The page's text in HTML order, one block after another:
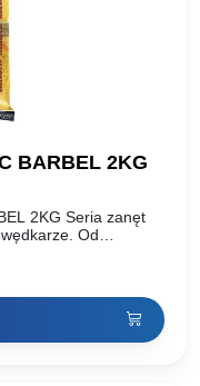
BARBEL 2KG
2KG Seria zanęt
Od